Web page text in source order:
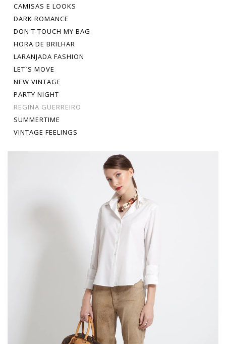
CAMISAS E LOOKS
DARK ROMANCE
DON'T TOUCH MY BAG
HORA DE BRILHAR
LARANJADA FASHION
LET`S MOVE
NEW VINTAGE
PARTY NIGHT
REGINA GUERREIRO
SUMMERTIME
VINTAGE FEELINGS